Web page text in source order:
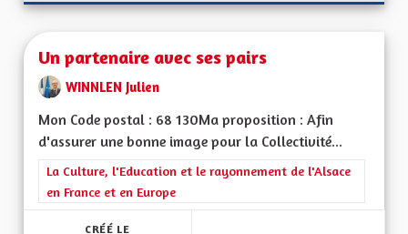
Un partenaire avec ses pairs
WINNLEN Julien
Mon Code postal : 68 130Ma proposition : Afin
d'assurer une bonne image pour la Collectivité...
Filtrer les résultats de la catégorie : La Culture, l'Education et
La Culture, l'Education et le rayonnement de l'Alsace
en France et en Europe
CRÉÉ LE